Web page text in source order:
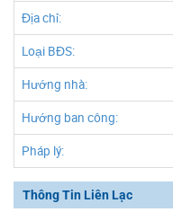
Địa chỉ:
Loại BĐS:
Hướng nhà:
Hướng ban công:
Pháp lý:
Thông Tin Liên Lạc